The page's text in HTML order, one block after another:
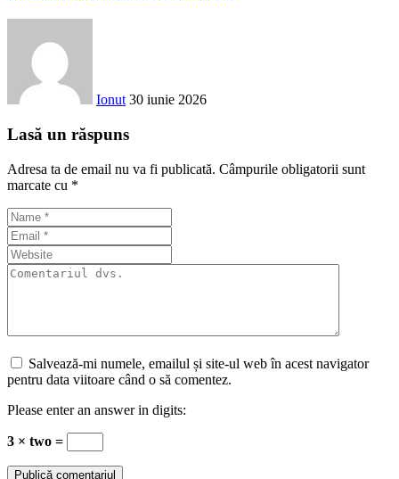
Ionut 30 iunie 2026
Lasă un răspuns
Adresa ta de email nu va fi publicată. Câmpurile obligatorii sunt
marcate cu *
Salvează-mi numele, emailul și site-ul web în acest navigator
pentru data viitoare când o să comentez.
Please enter an answer in digits:
3 × two =